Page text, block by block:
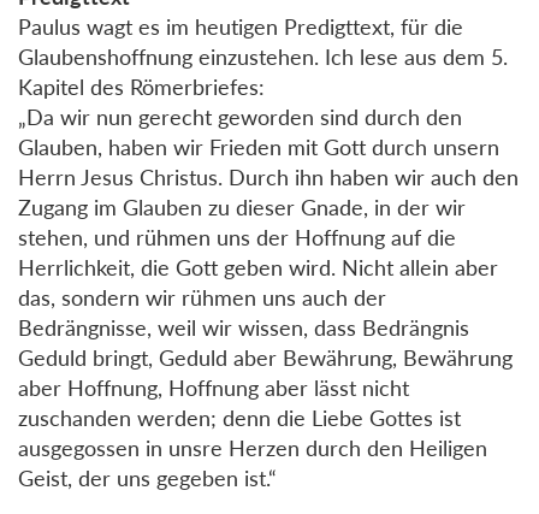
Paulus wagt es im heutigen Predigttext, für die
Glaubenshoffnung einzustehen. Ich lese aus dem 5.
Kapitel des Römerbriefes:
„Da wir nun gerecht geworden sind durch den
Glauben, haben wir Frieden mit Gott durch unsern
Herrn Jesus Christus. Durch ihn haben wir auch den
Zugang im Glauben zu dieser Gnade, in der wir
stehen, und rühmen uns der Hoffnung auf die
Herrlichkeit, die Gott geben wird. Nicht allein aber
das, sondern wir rühmen uns auch der
Bedrängnisse, weil wir wissen, dass Bedrängnis
Geduld bringt, Geduld aber Bewährung, Bewährung
aber Hoffnung, Hoffnung aber lässt nicht
zuschanden werden; denn die Liebe Gottes ist
ausgegossen in unsre Herzen durch den Heiligen
Geist, der uns gegeben ist.“